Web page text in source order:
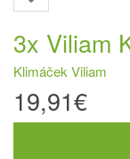
3x Viliam
Klimáček Viliam
19,91€